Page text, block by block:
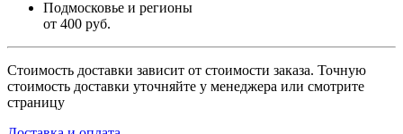
Подмосковье и регионы
от 400 руб.
Стоимость доставки зависит от стоимости заказа. Точную
стоимость доставки уточняйте у менеджера или смотрите
страницу